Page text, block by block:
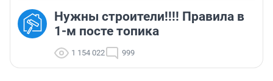
Нужны строители!!!! Правила в
1-м посте топика
1 154 022 999